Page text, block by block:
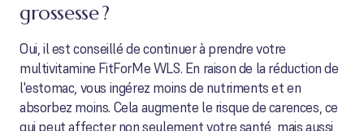
grossesse ?
Oui, il est conseillé de continuer à prendre votre
multivitamine FitForMe WLS. En raison de la réduction de
l'estomac, vous ingérez moins de nutriments et en
absorbez moins. Cela augmente le risque de carences, ce
qui peut affecter non seulement votre santé, mais aussi